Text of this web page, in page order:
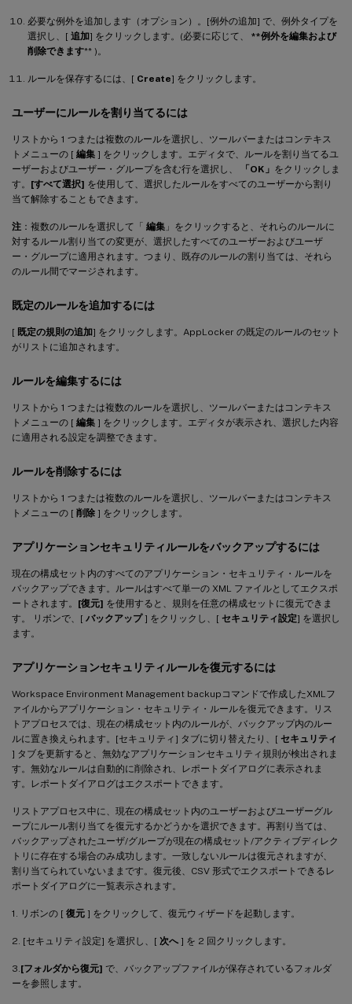
必要な例外を追加します（オプション）。[例外の追加] で、例外タイプを
選択し、[ 追加] をクリックします。(必要に応じて、 **例外を編集および
削除できます** )。
ルールを保存するには、[ Create] をクリックします。
ユーザーにルールを割り当てるには
リストから 1 つまたは複数のルールを選択し、ツールバーまたはコンテキス
トメニューの [ 編集 ] をクリックします。エディタで、ルールを割り当てるユ
ーザーおよびユーザー・グループを含む行を選択し、
「OK」 をクリックしま
す。 [すべて選択] を使用して、選択したルールをすべてのユーザーから割り
当て解除することもできます。
注 ：複数のルールを選択して「 編集 」をクリックすると、それらのルールに
対するルール割り当ての変更が、選択したすべてのユーザーおよびユーザ
ー・グループに適用されます。つまり、既存のルールの割り当ては、それら
のルール間でマージされます。
既定のルールを追加するには
[ 既定の規則の追加] をクリックします。AppLocker の既定のルールのセット
がリストに追加されます。
ルールを編集するには
リストから 1 つまたは複数のルールを選択し、ツールバーまたはコンテキス
トメニューの [ 編集 ] をクリックします。エディタが表示され、選択した内容
に適用される設定を調整できます。
ルールを削除するには
リストから 1 つまたは複数のルールを選択し、ツールバーまたはコンテキス
トメニューの [ 削除 ] をクリックします。
アプリケーションセキュリティルールをバックアップするには
現在の構成セット内のすべてのアプリケーション・セキュリティ・ルールを
バックアップできます。ルールはすべて単一の XML ファイルとしてエクスポ
ートされます。 [復元] を使用すると、規則を任意の構成セットに復元できま
す。 リボンで、[ バックアップ] をクリックし、[ セキュリティ設定] を選択し
ます。
アプリケーションセキュリティルールを復元するには
Workspace Environment Management backupコマンドで作成したXMLフ
ァイルからアプリケーション・セキュリティ・ルールを復元できます。リス
トアプロセスでは、現在の構成セット内のルールが、バックアップ内のルー
ルに置き換えられます。[セキュリティ] タブに切り替えたり、[ セキュリティ
] タブを更新すると、無効なアプリケーションセキュリティ規則が検出されま
す。無効なルールは自動的に削除され、レポートダイアログに表示されま
す。レポートダイアログはエクスポートできます。
リストアプロセス中に、現在の構成セット内のユーザーおよびユーザーグル
ープにルール割り当てを復元するかどうかを選択できます。再割り当ては、
バックアップされたユーザ/グループが現在の構成セット/アクティブディレク
トリに存在する場合のみ成功します。一致しないルールは復元されますが、
割り当てられていないままです。復元後、CSV 形式でエクスポートできるレ
ポートダイアログに一覧表示されます。
1. リボンの [ 復元 ] をクリックして、復元ウィザードを起動します。
2. [セキュリティ設定] を選択し、[ 次へ ] を 2 回クリックします。
3. [フォルダから復元] で、バックアップファイルが保存されているフォルダ
ーを参照します。